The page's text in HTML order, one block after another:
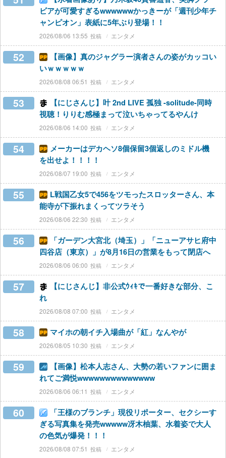
ビアが可愛すぎるwwwwwwかっきーが「週刊少年チ
ャンピオン」表紙に5年ぶり登場！！
2026/08/06 13:55 エンタメ
52
【画像】真のジャグラー演者さんの姿がカッコい
いｗｗｗｗｗ
2026/08/08 06:51 エンタメ
53
【にじさんじ】叶 2nd LIVE 孤独 -solitude-同時
視聴！りりむ感極まって泣いちゃってるやんけ
2026/08/06 14:00 エンタメ
54
メーカーはデカヘソ8個保留3個返しのミドル機
を出せよ！！！！
2026/08/07 19:00 エンタメ
55
L戦国乙女5で456をツモったスロッターさん、本
能寺が下振れまくってツラそう
2026/08/06 22:30 エンタメ
56
「ガーデン大宮北（埼玉）」「ニューアサヒ府中
四谷店（東京）」が8月16日の営業をもって閉店へ
2026/08/06 06:00 エンタメ
57
【にじさんじ】非公式ｳｨｷで一番好きな部分、こ
れ
2026/08/08 07:00 エンタメ
58 マイホの朝イチ入場曲が「紅」なんやが
2026/08/05 10:30 エンタメ
59
【画像】松本人志さん、大勢の若いファンに囲ま
れてご満悦wwwwwwwwwwwwww
2026/08/06 06:11 エンタメ
60
「王様のブランチ」現役リポーター、セクシーす
ぎる写真集を発売wwwww冴木柚葉、水着姿で大人
の色気が爆発！！！
2026/08/08 07:51 エンタメ